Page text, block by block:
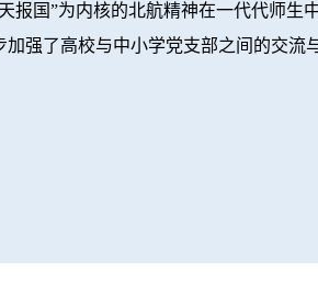
报国”为内核的北航精神在一代代师生
强了高校与中小学党支部之间的交